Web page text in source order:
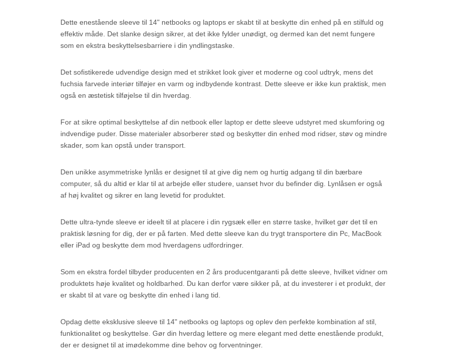
Dette enestående sleeve til 14" netbooks og laptops er skabt til at beskytte din enhed på en stilfuld og
effektiv måde. Det slanke design sikrer, at det ikke fylder unødigt, og dermed kan det nemt fungere
som en ekstra beskyttelsesbarriere i din yndlingstaske.
Det sofistikerede udvendige design med et strikket look giver et moderne og cool udtryk, mens det
fuchsia farvede interiør tilføjer en varm og indbydende kontrast. Dette sleeve er ikke kun praktisk, men
også en æstetisk tilføjelse til din hverdag.
For at sikre optimal beskyttelse af din netbook eller laptop er dette sleeve udstyret med skumforing og
indvendige puder. Disse materialer absorberer stød og beskytter din enhed mod ridser, støv og mindre
skader, som kan opstå under transport.
Den unikke asymmetriske lynlås er designet til at give dig nem og hurtig adgang til din bærbare
computer, så du altid er klar til at arbejde eller studere, uanset hvor du befinder dig. Lynlåsen er også
af høj kvalitet og sikrer en lang levetid for produktet.
Dette ultra-tynde sleeve er ideelt til at placere i din rygsæk eller en større taske, hvilket gør det til en
praktisk løsning for dig, der er på farten. Med dette sleeve kan du trygt transportere din Pc, MacBook
eller iPad og beskytte dem mod hverdagens udfordringer.
Som en ekstra fordel tilbyder producenten en 2 års producentgaranti på dette sleeve, hvilket vidner om
produktets høje kvalitet og holdbarhed. Du kan derfor være sikker på, at du investerer i et produkt, der
er skabt til at vare og beskytte din enhed i lang tid.
Opdag dette eksklusive sleeve til 14" netbooks og laptops og oplev den perfekte kombination af stil,
funktionalitet og beskyttelse. Gør din hverdag lettere og mere elegant med dette enestående produkt,
der er designet til at imødekomme dine behov og forventninger.